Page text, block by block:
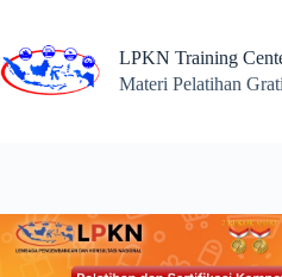
content
LPKN Training
Materi Pelatihan